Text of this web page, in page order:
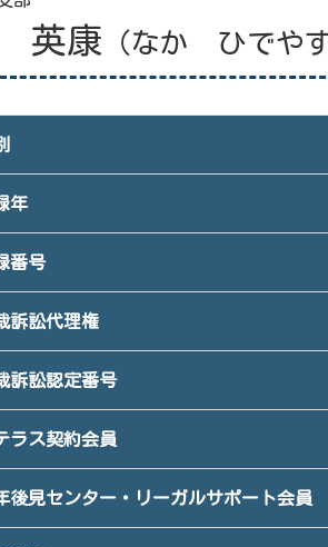
英康 （なか ひでや
年
番号
訴訟代理権
訴訟認定番号
ラス契約会員
後見センター・リーガルサポート会員